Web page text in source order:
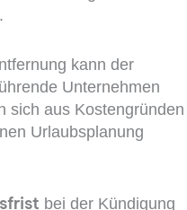
kann der
Unternehmen
sich aus Kostengründen
Urlaubsplanung
bei der Kündigung